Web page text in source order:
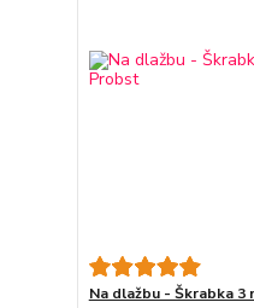
Na dlažbu - Škrabka